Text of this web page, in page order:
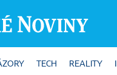
TECH REALITY